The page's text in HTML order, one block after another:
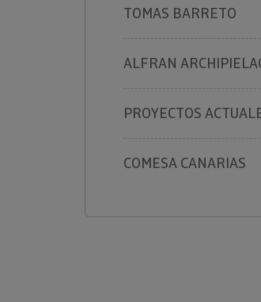
TOMAS BARRETO
ALFRAN
PROYECTOS
COMESA CANARIAS